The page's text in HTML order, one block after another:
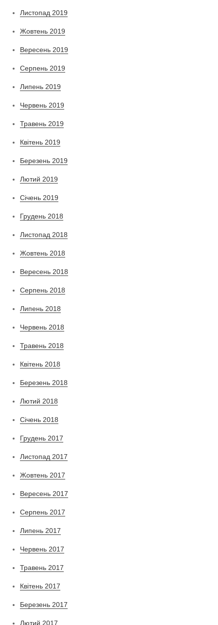
Листопад 2019
Жовтень 2019
Вересень 2019
Серпень 2019
Липень 2019
Червень 2019
Травень 2019
Квітень 2019
Березень 2019
Лютий 2019
Січень 2019
Грудень 2018
Листопад 2018
Жовтень 2018
Вересень 2018
Серпень 2018
Липень 2018
Червень 2018
Травень 2018
Квітень 2018
Березень 2018
Лютий 2018
Січень 2018
Грудень 2017
Листопад 2017
Жовтень 2017
Вересень 2017
Серпень 2017
Липень 2017
Червень 2017
Травень 2017
Квітень 2017
Березень 2017
Лютий 2017